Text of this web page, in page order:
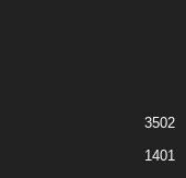
3502
1401